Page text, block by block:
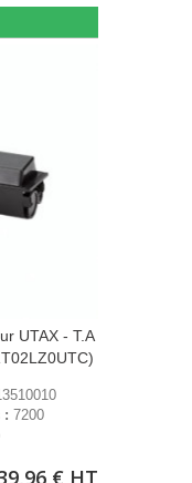
UTAX - T.A
: 7200